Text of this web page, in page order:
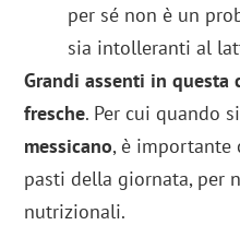
per sé non è un
sia intolleranti al
Grandi assenti in questa
fresche. Per cui quando
messicano, è importante
pasti della giornata, per
nutrizionali.